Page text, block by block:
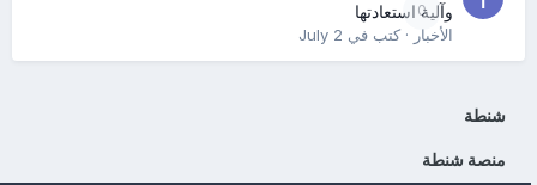
0
وآلية استعادتها
الأخبار· كتب في July 2
شنطة
منصة شنطة